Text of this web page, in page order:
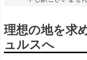
理想の地を求
ュルスへ